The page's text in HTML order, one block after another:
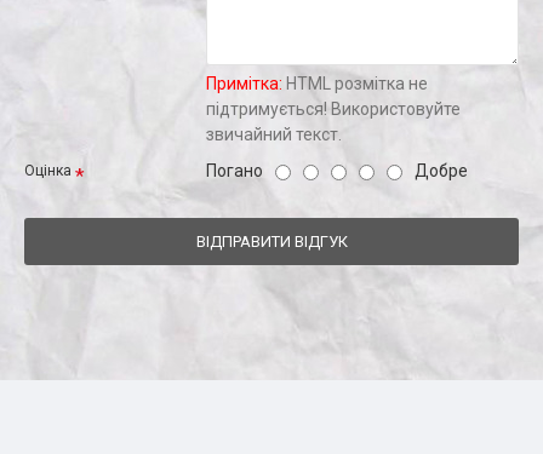
Примітка: HTML розмітка не
підтримується! Використовуйте
звичайний текст.
Оцінка Погано Добре
ВІДПРАВИТИ ВІДГУК